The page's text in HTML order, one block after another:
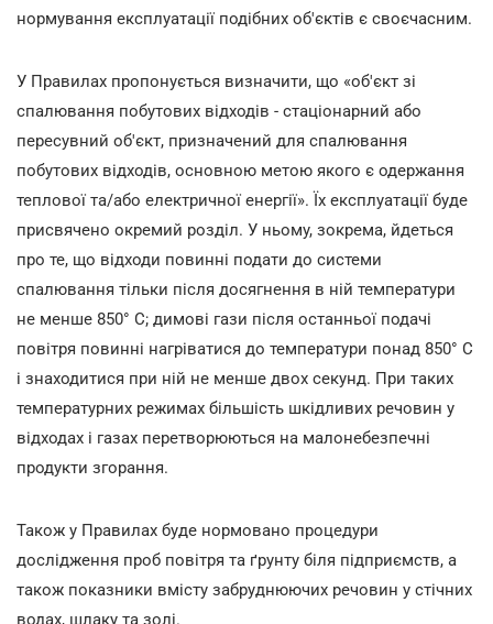
нормування експлуатації подібних об'єктів є своєчасним.
У Правилах пропонується визначити, що «об'єкт зі
спалювання побутових відходів - стаціонарний або
пересувний об'єкт, призначений для спалювання
побутових відходів, основною метою якого є одержання
теплової та/або електричної енергії». Їх експлуатації буде
присвячено окремий розділ. У ньому, зокрема, йдеться
про те, що відходи повинні подати до системи
спалювання тільки після досягнення в ній температури
не менше 850° С; димові гази після останньої подачі
повітря повинні нагріватися до температури понад 850° С
і знаходитися при ній не менше двох секунд. При таких
температурних режимах більшість шкідливих речовин у
відходах і газах перетворюються на малонебезпечні
продукти згорання.
Також у Правилах буде нормовано процедури
дослідження проб повітря та ґрунту біля підприємств, а
також показники вмісту забруднюючих речовин у стічних
водах, шлаку та золі.